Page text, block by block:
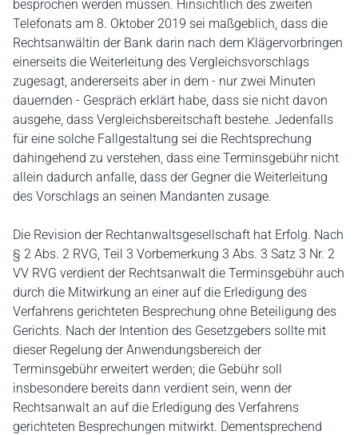
besprochen werden müssen. Hinsichtlich des zweiten
Telefonats am 8. Oktober 2019 sei maßgeblich, dass die
Rechtsanwältin der Bank darin nach dem Klägervorbringen
einerseits die Weiterleitung des Vergleichsvorschlags
zugesagt, andererseits aber in dem - nur zwei Minuten
dauernden - Gespräch erklärt habe, dass sie nicht davon
ausgehe, dass Vergleichsbereitschaft bestehe. Jedenfalls
für eine solche Fallgestaltung sei die Rechtsprechung
dahingehend zu verstehen, dass eine Terminsgebühr nicht
allein dadurch anfalle, dass der Gegner die Weiterleitung
des Vorschlags an seinen Mandanten zusage.
Die Revision der Rechtanwaltsgesellschaft hat Erfolg. Nach
§ 2 Abs. 2 RVG, Teil 3 Vorbemerkung 3 Abs. 3 Satz 3 Nr. 2
VV RVG verdient der Rechtsanwalt die Terminsgebühr auch
durch die Mitwirkung an einer auf die Erledigung des
Verfahrens gerichteten Besprechung ohne Beteiligung des
Gerichts. Nach der Intention des Gesetzgebers sollte mit
dieser Regelung der Anwendungsbereich der
Terminsgebühr erweitert werden; die Gebühr soll
insbesondere bereits dann verdient sein, wenn der
Rechtsanwalt an auf die Erledigung des Verfahrens
gerichteten Besprechungen mitwirkt. Dementsprechend